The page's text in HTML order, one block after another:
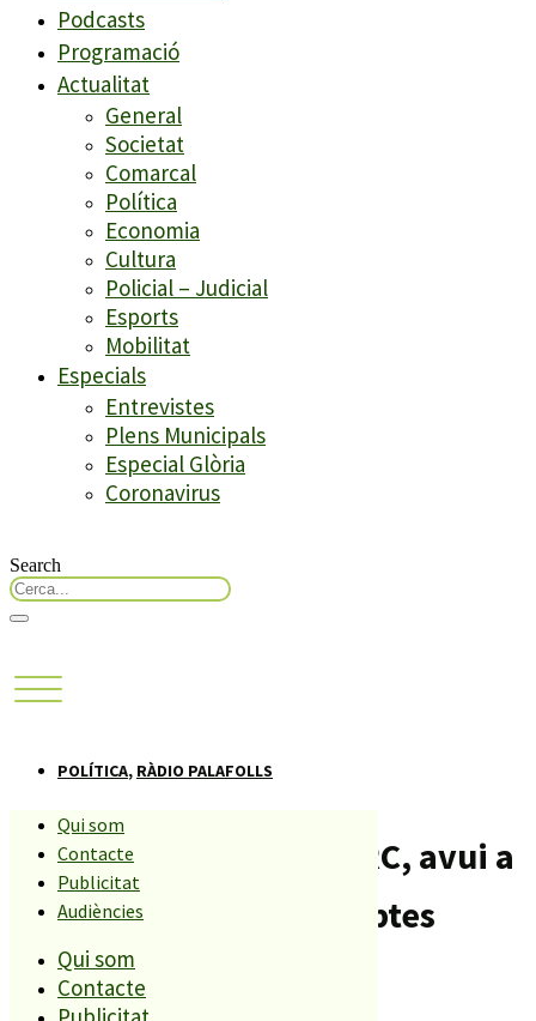
Podcasts
Programació
Actualitat
General
Societat
Comarcal
Política
Economia
Cultura
Policial – Judicial
Esports
Mobilitat
Especials
Entrevistes
Plens Municipals
Especial Glòria
Coronavirus
Search
Qui som
Contacte
Publicitat
Audiències
Qui som
Contacte
POLÍTICA, RÀDIO PALAFOLLS
Francesc Alemany, d’ERC, avui a
l’entrevista de l’Assumptes
Interns